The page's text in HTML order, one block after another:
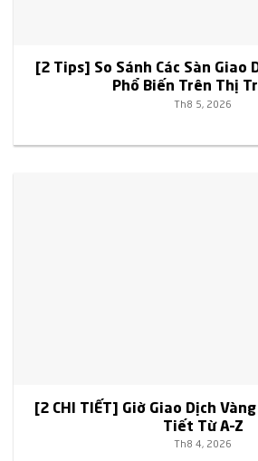
[2 Tips] So Sánh Các Sàn Giao
Phổ Biến Trên Thị
Th8 5, 2026
[2 CHI TIẾT] Giờ Giao Dịch
Tiết Từ A–Z
Th8 4, 2026